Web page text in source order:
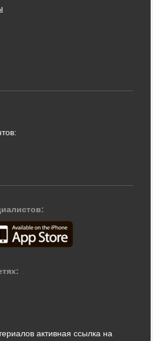
активная ссылка на